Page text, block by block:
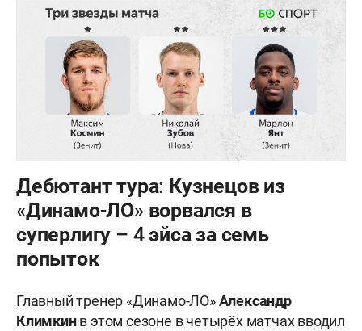
Дебютант тура: Кузнецов из
«Динамо-ЛО» ворвался в
суперлигу – 4 эйса за семь
попыток
Главный тренер «Динамо-ЛО»Александр
Климкинв этом сезоне в четырёх матчах вводил